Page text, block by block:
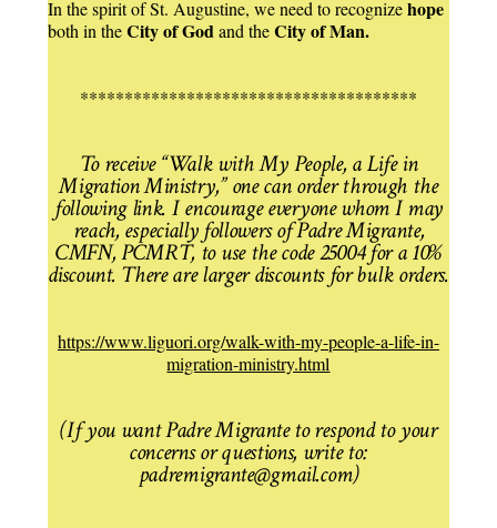
In the spirit of St. Augustine, we need to recognizehope
both in theCity of Godand theCity of Man.
**************************************
To receive “Walk with My People, a Life in
Migration Ministry,” one can order through the
following link. I encourage everyone whom I may
reach, especially followers of Padre Migrante,
CMFN, PCMRT, to use the code 25004 for a 10%
discount. There are larger discounts for bulk orders.
https://www.liguori.org/walk-with-my-people-a-life-in-
migration-ministry.html
(If you want Padre Migrante to respond to your
concerns or questions, write to:
padremigrante@gmail.com)